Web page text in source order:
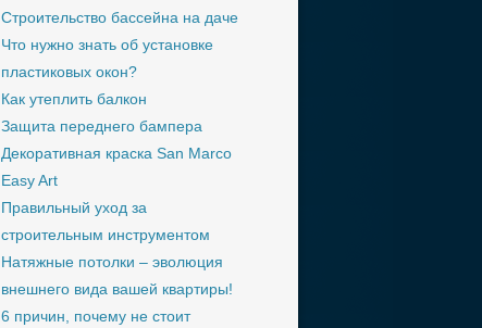
Строительство бассейна на даче
Что нужно знать об установке
пластиковых окон?
Как утеплить балкон
Защита переднего бампера
Декоративная краска San Marco
Easy Art
Правильный уход за
строительным инструментом
Натяжные потолки – эволюция
внешнего вида вашей квартиры!
6 причин, почему не стоит